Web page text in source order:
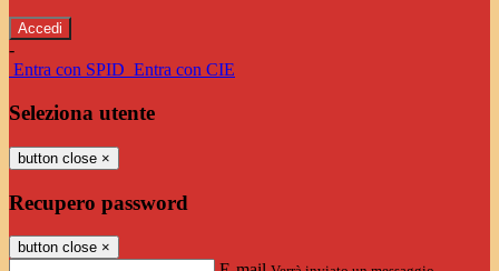
-
Entra con SPID Entra con CIE
Seleziona utente
button close ×
Recupero password
button close ×